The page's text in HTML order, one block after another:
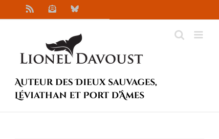
au
NewsletterBluesky
Auteur des Dieux sauvages,
Léviathan et Port d’Âmes